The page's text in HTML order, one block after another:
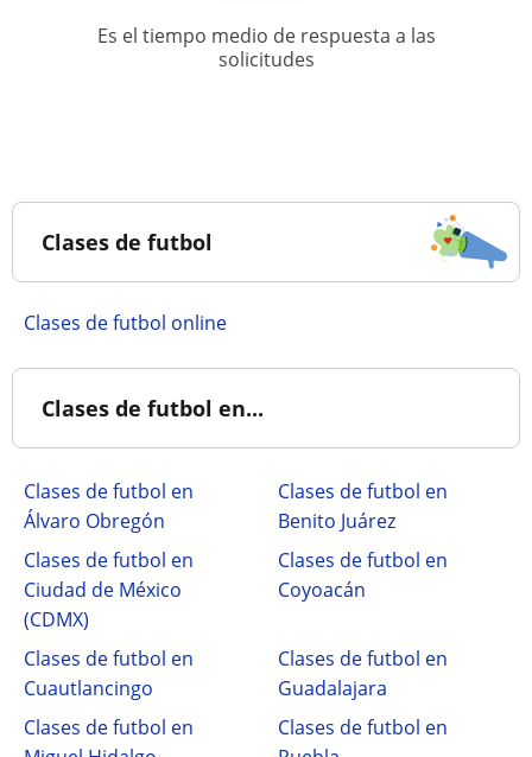
Es el tiempo medio de respuesta a las
solicitudes
Clases de futbol
Clases de futbol online
Clases de futbol en...
Clases de futbol en
Álvaro Obregón
Clases de futbol en
Benito Juárez
Clases de futbol en
Ciudad de México
(CDMX)
Clases de futbol en
Coyoacán
Clases de futbol en
Cuautlancingo
Clases de futbol en
Guadalajara
Clases de futbol en
Clases de futbol en